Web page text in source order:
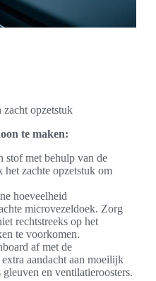
opzetstuk
te maken:
stof met behulp van de
zachte opzetstuk om
hoeveelheid
microvezeldoek. Zorg
rechtstreeks op het
te voorkomen.
af met de
aandacht aan moeilijk
en ventilatieroosters.